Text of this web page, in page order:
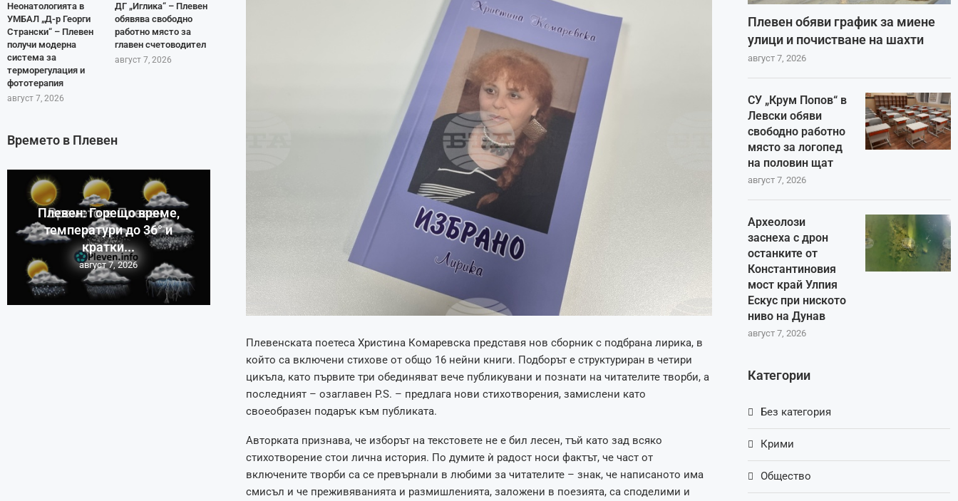
Плевенската поетеса Христина Комаревска представя нов сборник с подбрана лирика, в
който са включени стихове от общо 16 нейни книги. Подборът е структуриран в четири
цикъла, като първите три обединяват вече публикувани и познати на читателите творби, а
последният – озаглавен P.S. – предлага нови стихотворения, замислени като
своеобразен подарък към публиката.
Авторката признава, че изборът на текстовете не е бил лесен, тъй като зад всяко
стихотворение стои лична история. По думите ѝ радост носи фактът, че част от
включените творби са се превърнали в любими за читателите – знак, че написаното има
смисъл и че преживяванията и размишленията, заложени в поезията, са споделими и
Плевен обяви график за миене
улици и почистване на шахти
август 7, 2026
СУ „Крум Попов“ в
Левски обяви
свободно работно
място за логопед
на половин щат
август 7, 2026
Археолози
заснеха с дрон
останките от
Константиновия
мост край Улпия
Ескус при ниското
ниво на Дунав
август 7, 2026
Категории
Без категория
Крими
Общество
Неонатологията в
УМБАЛ „Д-р Георги
Странски“ – Плевен
получи модерна
система за
терморегулация и
фототерапия
август 7, 2026
ДГ „Иглика“ – Плевен
обявява свободно
работно място за
главен счетоводител
август 7, 2026
Времето в Плевен
Плевен: Горещо време,
температури до 36° и
кратки...
август 7, 2026